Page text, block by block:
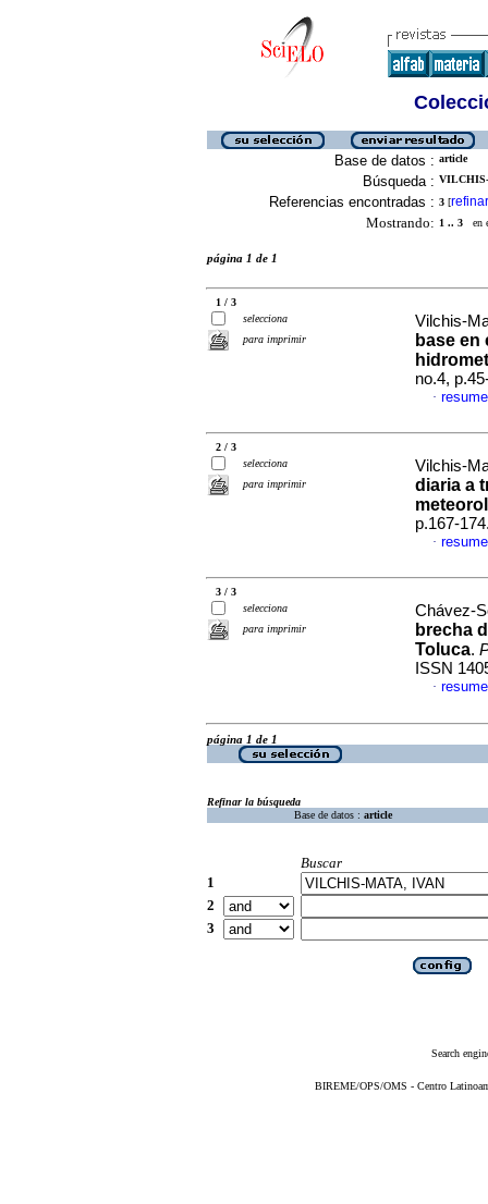
Base de datos : article
Búsqueda :
Referencias encontradas : 3 [refinar
Mostrando: 1 .. 3 en
página 1 de 1
1 / 3
selecciona
para imprimir
Vilchis-
base
no.4,
·
2 / 3
selecciona
para imprimir
Vilchis-
diaria a
p.167-
·
3 / 3
selecciona
para imprimir
Chávez-
brecha
Toluca.
ISSN
·
página 1 de 1
Refinar la búsqueda
Base de datos : article
Buscar
1
2
3
Search
BIREME/OPS/OMS - Centro